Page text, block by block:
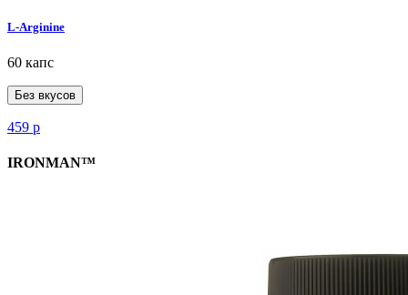
L-Arginine
60 капс
Без вкусов
459 р
IRONMAN™